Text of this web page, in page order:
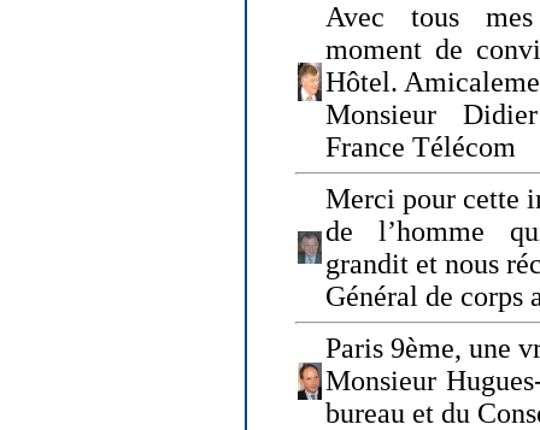
Avec tous
moment de
Hôtel.
Monsieur
France Télécom
Merci pour cette
de l’homme
grandit et nous
Général de corps
Paris 9ème, une
Monsieur
bureau et du